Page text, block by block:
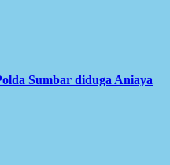
Sumbar diduga Aniaya